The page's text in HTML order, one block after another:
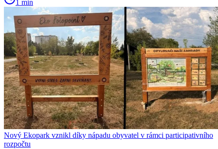
1 min
Nový Ekopark vznikl díky nápadu obyvatel v rámci participativního
rozpočtu